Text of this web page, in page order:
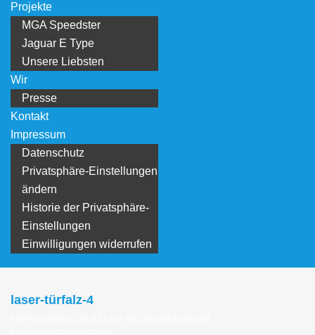
Projekte
MGA Speedster
Jaguar E Type
Unsere Liebsten
Wir
Presse
Kontakt
Impressum
Datenschutz
Privatsphäre-Einstellungen
ändern
Historie der Privatsphäre-
Einstellungen
Einwilligungen widerrufen
laser-türfalz-4